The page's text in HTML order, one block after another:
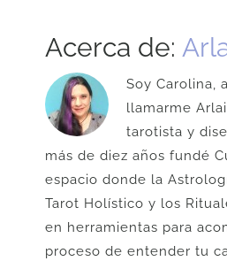
Acerca de:
Soy Carolina,
llamarme
tarotista y
más de diez años fundé
espacio donde la
Tarot Holístico y los
en herramientas para
proceso de entender tu